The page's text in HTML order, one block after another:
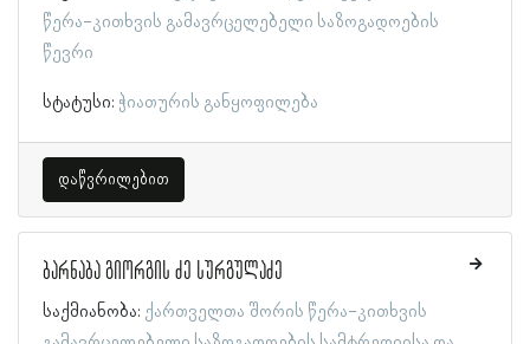
წერა-კითხვის გამავრცელებელი საზოგადოების
წევრი
სტატუსი: ჭიათურის განყოფილება
დაწვრილებით
ბარნაბა გიორგის ძე სურგულაძე
საქმიანობა: ქართველთა შორის წერა-კითხვის